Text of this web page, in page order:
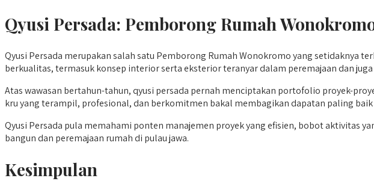
Qyusi Persada: Pemborong Rumah
Qyusi Persada merupakan salah satu Pemborong Rumah Wonokromo yang setidaknya
berkualitas, termasuk konsep interior serta eksterior teranyar dalam peremajaan dan
Atas wawasan bertahun-tahun, qyusi persada pernah menciptakan portofolio proyek-
kru yang terampil, profesional, dan berkomitmen bakal membagikan dapatan paling baik
Qyusi Persada pula memahami ponten manajemen proyek yang efisien, bobot aktivitas
bangun dan peremajaan rumah di pulau jawa.
Kesimpulan